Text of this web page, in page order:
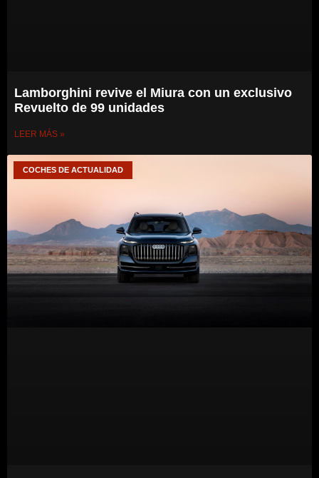
Lamborghini revive el Miura con un exclusivo
Revuelto de 99 unidades
LEER MÁS »
COCHES DE ACTUALIDAD